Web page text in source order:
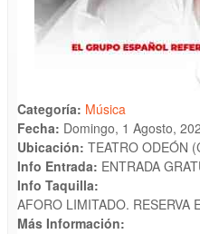
Categoría: Música
Fecha: Domingo, 1 Agosto,
Ubicación: TEATRO ODEÓN
Info Entrada: ENTRADA
Info Taquilla:
AFORO LIMITADO. RESERVA
Más Información: